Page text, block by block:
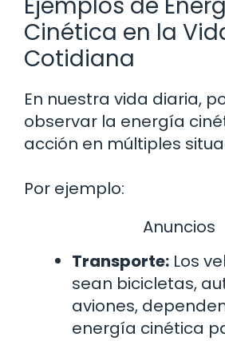
Cinética en la
Cotidiana
En nuestra vida diaria,
observar la energía
acción en múltiples
Por ejemplo:
Anuncios
Transporte: Los
sean bicicletas,
aviones,
energía cinética